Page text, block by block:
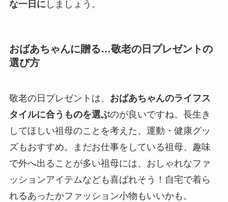
な一日に しましょう。
おばあちゃんに贈る…敬老の日プレゼントの
選び方
敬老の日プレゼントは、 おばあちゃんのライフス
タイルに合うものを選ぶのが良いですね。長生き
してほしい祖母のことを考えた、運動・健康グッ
ズもおすすめ。まだお仕事をしている祖母、趣味
で外へ出ることが多い祖母には、おしゃれなファ
ッションアイテムなども喜ばれそう！自宅で着ら
れるあったかファッション小物もいいかも。